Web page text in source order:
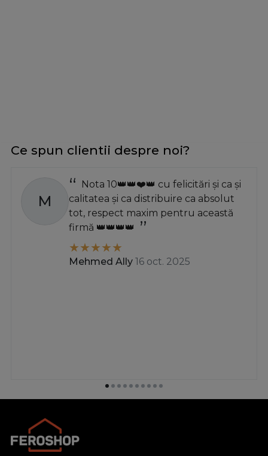
Ce spun clientii despre noi?
M
Nota 10👑👑❤️👑 cu felicitări și ca și
calitatea și ca distribuire ca absolut
tot, respect maxim pentru această
firmă 👑👑👑👑
Mehmed Ally 16 oct. 2025